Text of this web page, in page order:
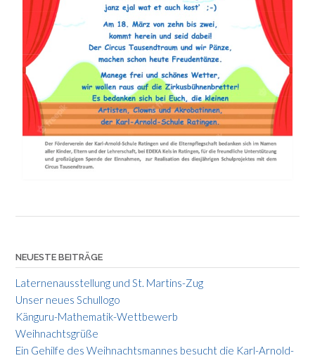
NEUESTE BEITRÄGE
Laternenausstellung und St. Martins-Zug
Unser neues Schullogo
Känguru-Mathematik-Wettbewerb
Weihnachtsgrüße
Ein Gehilfe des Weihnachtsmannes besucht die Karl-Arnold-